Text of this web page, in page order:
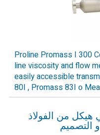
Proline Promass I 300
line viscosity and flow
easily accessible
80I , Promass 83I o
من الفولاذ
التصميم